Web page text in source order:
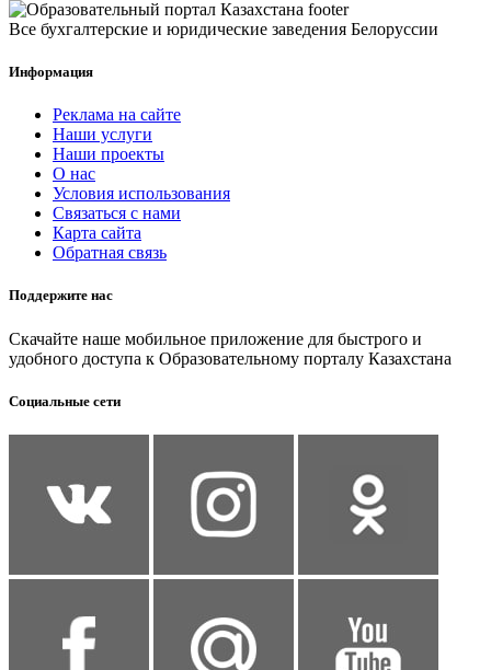
Все бухгалтерские и юридические заведения Белоруссии
Информация
Реклама на сайте
Наши услуги
Наши проекты
О нас
Условия использования
Связаться с нами
Карта сайта
Обратная связь
Поддержите нас
Скачайте наше мобильное приложение для быстрого и
удобного доступа к Образовательному порталу Казахстана
Социальные сети